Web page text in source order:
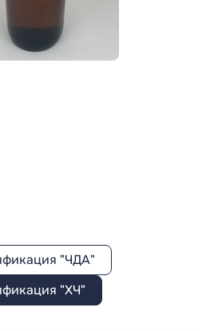
"ЧДА"
"ХЧ"